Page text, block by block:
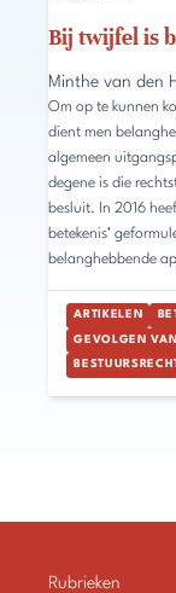
Bij twijfel is
Minthe van den
Om op te kunnen
dient men
algemeen
degene is die
besluit. In 2016
betekenis’
belanghebbende
ARTIKELEN
GEVOLGEN
Rubrieken